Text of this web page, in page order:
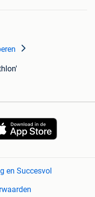
en Succesvol